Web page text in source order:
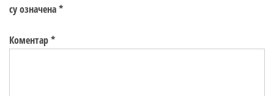
су означена*
Коментар*